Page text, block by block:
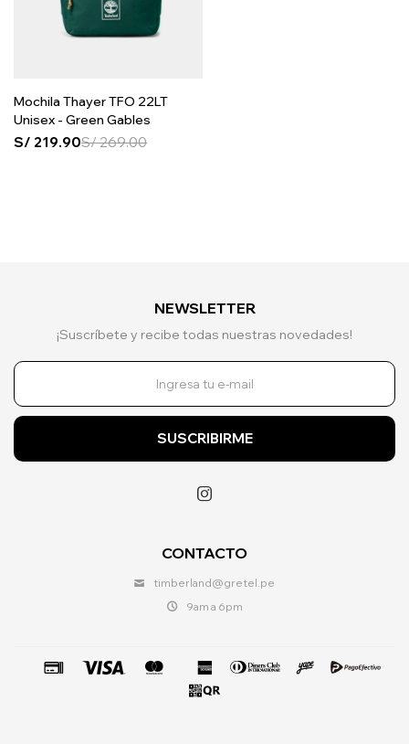
Mochila Thayer TFO 22LT
Unisex - Green Gables
S/ 219.90S/269.00
CONTACTO
timberland@gretel.pe
9am a 6pm
NEWSLETTER
¡Suscríbete y recibe todas nuestras novedades!
SUSCRIBIRME
